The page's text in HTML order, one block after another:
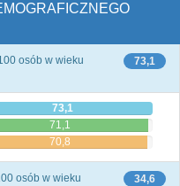
73,1
osób w wieku
73,1
71,1
70,8
34,6
osób w wieku